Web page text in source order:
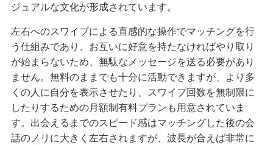
ジュアルな文化が形成されています。
左右へのスワイプによる直感的な操作でマッチングを行
う仕組みであり、お互いに好意を持たなければやり取り
が始まらないため、無駄なメッセージを送る必要があり
ません。無料のままでも十分に活動できますが、より多
くの人に自分を表示させたり、スワイプ回数を無制限に
したりするための月額制有料プランも用意されていま
す。出会えるまでのスピード感はマッチングした後の会
話のノリに大きく左右されますが、波長が合えば非常に